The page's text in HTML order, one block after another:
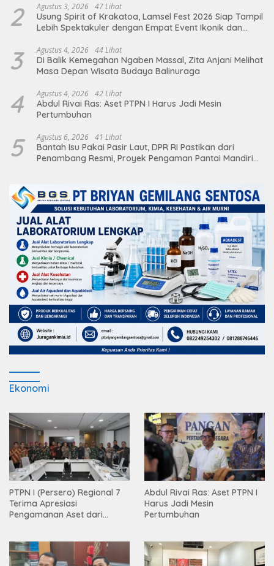
2 Agustus 3, 2026 47 Lihat
Usung Spirit of Krakatoa, Lamsel Fest 2026 Siap Tampil
Lebih Spektakuler dengan Empat Event Ikonik dan
3 Agustus 4, 2026 44 Lihat
Di Balik Kemegahan Ngaben Massal, Zita Anjani Melihat
Masa Depan Wisata Budaya Balinuraga
4 Agustus 4, 2026 42 Lihat
Abdul Rivai Ras: Aset PTPN I Harus Jadi Mesin
Pertumbuhan
5 Agustus 6, 2026 41 Lihat
Bantah Isu Pakai Pasir Laut, DPR RI Pastikan dari
Penambang Resmi, Proyek Pengaman Pantai Mandiri
Ekonomi
PTPN I (Persero) Regional 7
Terima Apresiasi
Pengamanan Aset dari
Abdul Rivai Ras: Aset PTPN I
Harus Jadi Mesin
Pertumbuhan